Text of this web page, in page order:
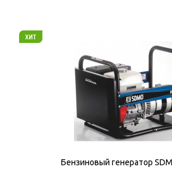
хит
Бензиновый генератор